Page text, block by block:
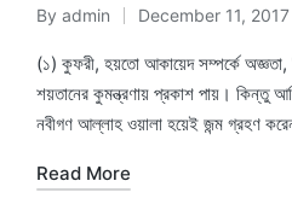
Posted
by
By admin December 11, 2017
(১) কুফরী, হয়তো আকায়েদ সম্পর্কে অজ্ঞতা,
শয়তানের কুমন্ত্রণায় প্রকাশ পায়। কিন্তু
নবীগণ আল্লাহ ওয়ালা হয়েই জন্ম গ্রহণ
Read More